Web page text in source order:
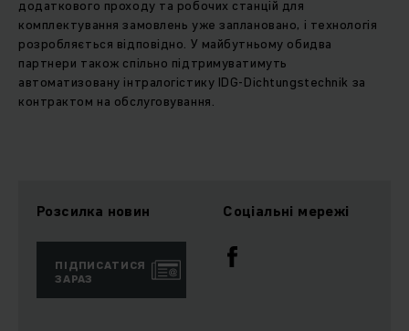
додаткового проходу та робочих станцій для
комплектування замовлень уже заплановано, і технологія
розробляється відповідно. У майбутньому обидва
партнери також спільно підтримуватимуть
автоматизовану інтралогістику IDG-Dichtungstechnik за
контрактом на обслуговування.
Розсилка новин
ПІДПИСАТИСЯ
ЗАРАЗ
Соціальні мережі